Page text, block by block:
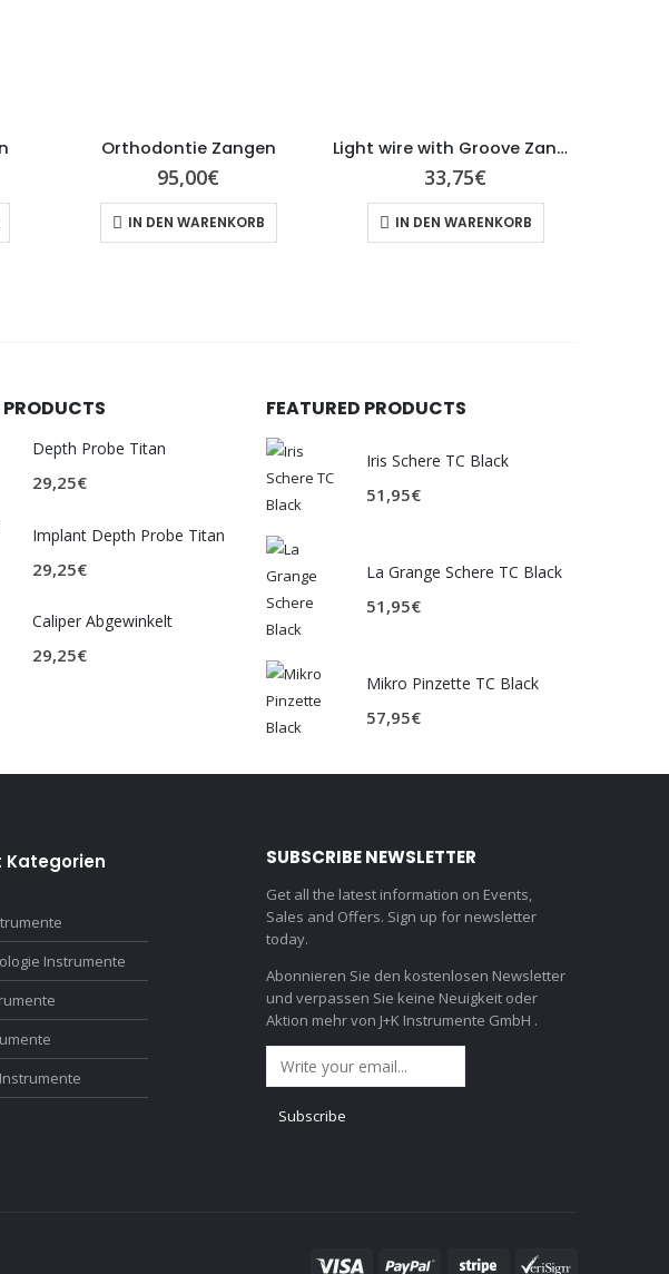
Orthodontie Zangen
95,00€
IN DEN WARENKORB
Light wire with Groove Zangen TC
33,75€
IN DEN WARENKORB
Depth Probe Titan
29,25€
Implant Depth Probe Titan
29,25€
Caliper Abgewinkelt
29,25€
FEATURED PRODUCTS
Iris Schere TC Black
51,95€
La Grange Schere TC Black
51,95€
Mikro Pinzette TC Black
57,95€
Kategorien
Instrumente
SUBSCRIBE NEWSLETTER
Get all the latest information on Events,
Sales and Offers. Sign up for newsletter
today.
Abonnieren Sie den kostenlosen Newsletter
und verpassen Sie keine Neuigkeit oder
Aktion mehr von J+K Instrumente GmbH .